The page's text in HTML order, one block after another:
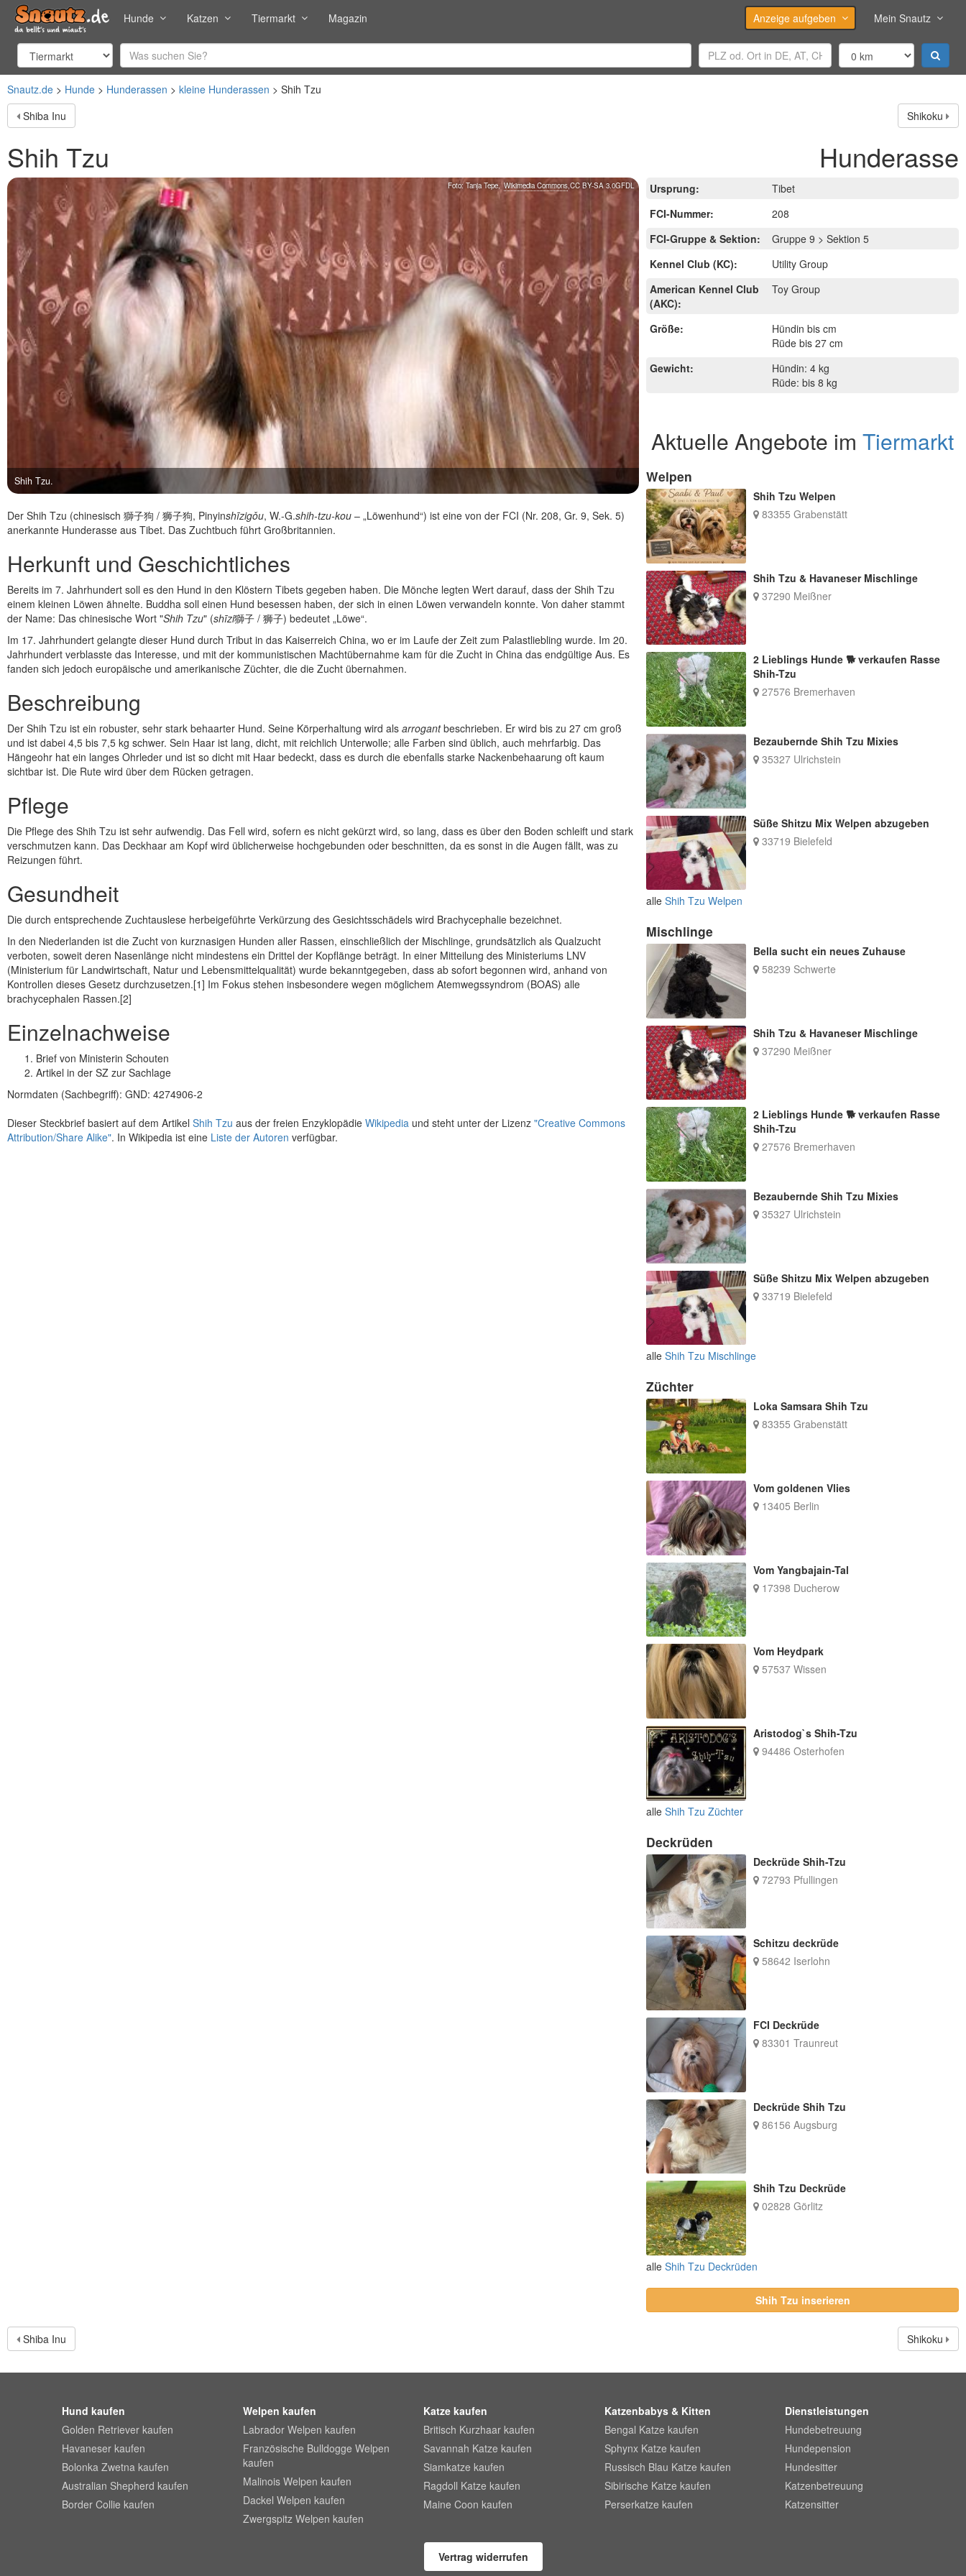
Hunde Katzen Tiermarkt Magazin Anzeige aufgeben Mein Snautz
Snautz.de Hunde Hunderassen kleine Hunderassen
Shih Tzu
Shiba Inu
Shikoku
Hunderasse
Shih Tzu
Shih Tzu.
Foto: Tanja Tepe, Wikimedia Commons,CC BY-SA 3.0GFDL
Der Shih Tzu (chinesisch 獅子狗 / 狮子狗, Pinyinshīzigǒu, W.-G.shih-tzu-kou – „Löwenhund“) ist eine von der FCI (Nr. 208, Gr. 9, Sek. 5)
anerkannte Hunderasse aus Tibet. Das Zuchtbuch führt Großbritannien.
Herkunft und Geschichtliches
Bereits im 7. Jahrhundert soll es den Hund in den Klöstern Tibets gegeben haben. Die Mönche legten Wert darauf, dass der Shih Tzu
einem kleinen Löwen ähnelte. Buddha soll einen Hund besessen haben, der sich in einen Löwen verwandeln konnte. Von daher stammt
der Name: Das chinesische Wort "Shih Tzu" (shīzi獅子 / 狮子) bedeutet „Löwe“.
Im 17. Jahrhundert gelangte dieser Hund durch Tribut in das Kaiserreich China, wo er im Laufe der Zeit zum Palastliebling wurde. Im 20.
Jahrhundert verblasste das Interesse, und mit der kommunistischen Machtübernahme kam für die Zucht in China das endgültige Aus. Es
fanden sich jedoch europäische und amerikanische Züchter, die die Zucht übernahmen.
Beschreibung
Der Shih Tzu ist ein robuster, sehr stark behaarter Hund. Seine Körperhaltung wird als arrogantbeschrieben. Er wird bis zu 27 cm groß
und ist dabei 4,5 bis 7,5 kg schwer. Sein Haar ist lang, dicht, mit reichlich Unterwolle; alle Farben sind üblich, auch mehrfarbig. Das
Hängeohr hat ein langes Ohrleder und ist so dicht mit Haar bedeckt, dass es durch die ebenfalls starke Nackenbehaarung oft kaum
sichtbar ist. Die Rute wird über dem Rücken getragen.
Pflege
Die Pflege des Shih Tzu ist sehr aufwendig. Das Fell wird, sofern es nicht gekürzt wird, so lang, dass es über den Boden schleift und stark
verschmutzen kann. Das Deckhaar am Kopf wird üblicherweise hochgebunden oder beschnitten, da es sonst in die Augen fällt, was zu
Reizungen führt.
Gesundheit
Die durch entsprechende Zuchtauslese herbeigeführte Verkürzung des Gesichtsschädels wird Brachycephalie bezeichnet.
In den Niederlanden ist die Zucht von kurznasigen Hunden aller Rassen, einschließlich der Mischlinge, grundsätzlich als Qualzucht
verboten, soweit deren Nasenlänge nicht mindestens ein Drittel der Kopflänge beträgt. In einer Mitteilung des Ministeriums LNV
(Ministerium für Landwirtschaft, Natur und Lebensmittelqualität) wurde bekanntgegeben, dass ab sofort begonnen wird, anhand von
Kontrollen dieses Gesetz durchzusetzen.[1] Im Fokus stehen insbesondere wegen möglichem Atemwegssyndrom (BOAS) alle
brachycephalen Rassen.[2]
Einzelnachweise
Brief von Ministerin Schouten
Artikel in der SZ zur Sachlage
Normdaten (Sachbegriff): GND: 4274906-2
Dieser Steckbrief basiert auf dem Artikel Shih Tzu aus der freien Enzyklopädie Wikipedia und steht unter der Lizenz "Creative Commons
Attribution/Share Alike". In Wikipedia ist eine Liste der Autoren verfügbar.
Ursprung:
Tibet
FCI-Nummer:
208
FCI-Gruppe & Sektion:
Gruppe 9 > Sektion 5
Kennel Club (KC):
Utility Group
American Kennel Club
(AKC):
Toy Group
Größe:
Hündin bis cm
Rüde bis 27 cm
Gewicht:
Hündin: 4 kg
Rüde: bis 8 kg
Aktuelle Angebote imTiermarkt
Welpen
Shih Tzu Welpen
83355 Grabenstätt
Shih Tzu & Havaneser Mischlinge
37290 Meißner
2 Lieblings Hunde 🐕 verkaufen Rasse
Shih-Tzu
27576 Bremerhaven
Bezaubernde Shih Tzu Mixies
35327 Ulrichstein
Süße Shitzu Mix Welpen abzugeben
33719 Bielefeld
alleShih Tzu Welpen
Mischlinge
Bella sucht ein neues Zuhause
58239 Schwerte
Shih Tzu & Havaneser Mischlinge
37290 Meißner
2 Lieblings Hunde 🐕 verkaufen Rasse
Shih-Tzu
27576 Bremerhaven
Bezaubernde Shih Tzu Mixies
35327 Ulrichstein
Süße Shitzu Mix Welpen abzugeben
33719 Bielefeld
alleShih Tzu Mischlinge
Züchter
Loka Samsara Shih Tzu
83355 Grabenstätt
Vom goldenen Vlies
13405 Berlin
Vom Yangbajain-Tal
17398 Ducherow
Vom Heydpark
57537 Wissen
Aristodog`s Shih-Tzu
94486 Osterhofen
alleShih Tzu Züchter
Deckrüden
Deckrüde Shih-Tzu
72793 Pfullingen
Schitzu deckrüde
58642 Iserlohn
FCI Deckrüde
83301 Traunreut
Deckrüde Shih Tzu
86156 Augsburg
Shih Tzu Deckrüde
02828 Görlitz
alleShih Tzu Deckrüden
Shih Tzu inserieren
Shiba Inu Shikoku
Hund kaufen
Golden Retriever kaufen
Havaneser kaufen
Bolonka Zwetna kaufen
Australian Shepherd kaufen
Border Collie kaufen
Welpen kaufen
Labrador Welpen kaufen
Französische Bulldogge Welpen
kaufen
Malinois Welpen kaufen
Dackel Welpen kaufen
Zwergspitz Welpen kaufen
Katze kaufen
Britisch Kurzhaar kaufen
Savannah Katze kaufen
Siamkatze kaufen
Ragdoll Katze kaufen
Maine Coon kaufen
Katzenbabys & Kitten
Bengal Katze kaufen
Sphynx Katze kaufen
Russisch Blau Katze kaufen
Sibirische Katze kaufen
Perserkatze kaufen
Dienstleistungen
Hundebetreuung
Hundepension
Hundesitter
Katzenbetreuung
Katzensitter
Vertrag widerrufen